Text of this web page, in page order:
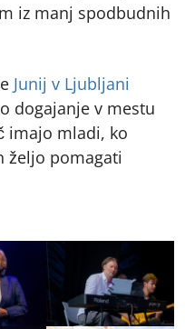
iz manj spodbudnih
Junij v Ljubljani
dogajanje v mestu
imajo mladi, ko
željo pomagati